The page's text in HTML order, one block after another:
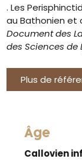
. Les
au Bathonien et
Document des
des Sciences de
Plus de
Âge
Callovien